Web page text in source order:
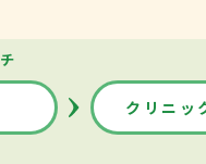
クリニッ